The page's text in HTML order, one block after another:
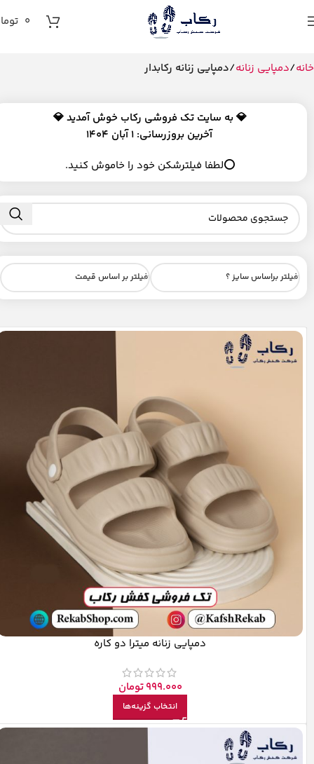
0
خانه دمپایی زنانه دمپایی زنانه رکابدار
💎به سایت تک فروشی رکاب خوش آمدید 💎
آخرین بروزرسانی: 1 آبان 1404
⭕لطفا فیلترشکن خود را خاموش کنید.
فیلتر براساس سایز ؟ فیلتر بر اساس قیمت
دمپایی زنانه میترا دو کاره
999.000تومان
انتخاب گزینه‌ها